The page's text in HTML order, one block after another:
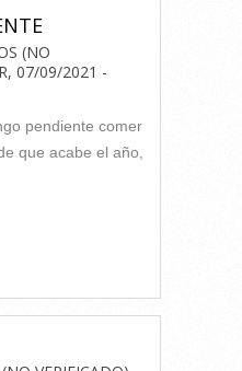
(NO
07/09/2021 -
pendiente comer
que acabe el año,